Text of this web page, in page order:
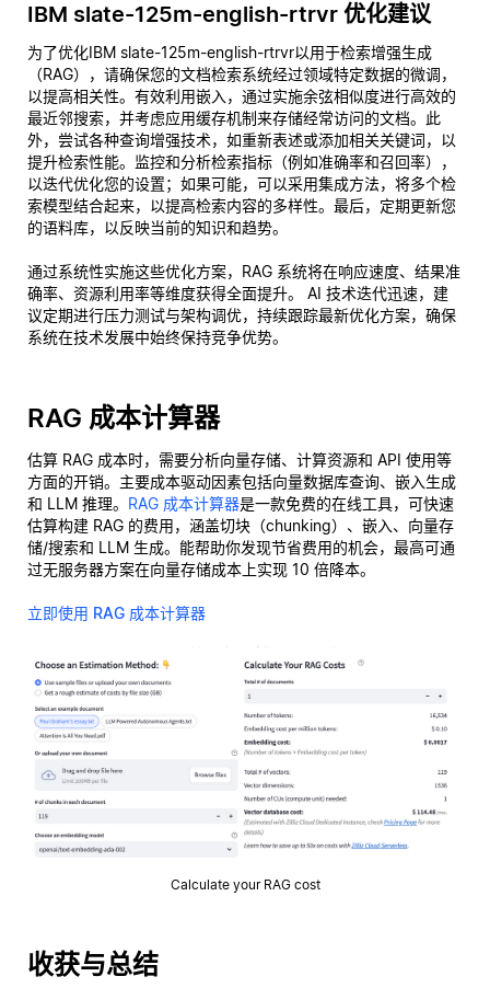
IBM slate-125m-english-rtrvr 优化建议
为了优化IBM slate-125m-english-rtrvr以用于检索增强生成
（RAG），请确保您的文档检索系统经过领域特定数据的微调，
以提高相关性。有效利用嵌入，通过实施余弦相似度进行高效的
最近邻搜索，并考虑应用缓存机制来存储经常访问的文档。此
外，尝试各种查询增强技术，如重新表述或添加相关关键词，以
提升检索性能。监控和分析检索指标（例如准确率和召回率），
以迭代优化您的设置；如果可能，可以采用集成方法，将多个检
索模型结合起来，以提高检索内容的多样性。最后，定期更新您
的语料库，以反映当前的知识和趋势。
通过系统性实施这些优化方案，RAG 系统将在响应速度、结果准
确率、资源利用率等维度获得全面提升。 AI 技术迭代迅速，建
议定期进行压力测试与架构调优，持续跟踪最新优化方案，确保
系统在技术发展中始终保持竞争优势。
RAG 成本计算器
估算 RAG 成本时，需要分析向量存储、计算资源和 API 使用等
方面的开销。主要成本驱动因素包括向量数据库查询、嵌入生成
和 LLM 推理。 RAG 成本计算器是一款免费的在线工具，可快速
估算构建 RAG 的费用，涵盖切块（chunking）、嵌入、向量存
储/搜索和 LLM 生成。能帮助你发现节省费用的机会，最高可通
过无服务器方案在向量存储成本上实现 10 倍降本。
立即使用 RAG 成本计算器
Calculate your RAG cost
收获与总结